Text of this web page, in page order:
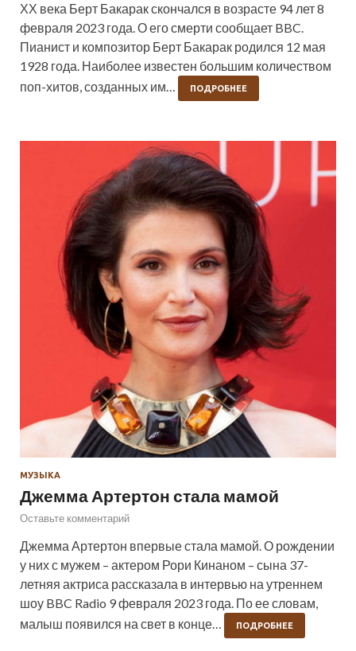
ХХ века Берт Бакарак скончался в возрасте 94 лет 8
февраля 2023 года. О его смерти сообщает BBC.
Пианист и композитор Берт Бакарак родился 12 мая
1928 года. Наиболее известен большим количеством
поп-хитов, созданных им…
ПОДРОБНЕЕ
МУЗЫКА
Джемма Артертон стала мамой
Оставьте комментарий
Джемма Артертон впервые стала мамой. О рождении
у них с мужем – актером Рори Кинаном – сына 37-
летняя актриса рассказала в интервью на утреннем
шоу BBC Radio 9 февраля 2023 года. По ее словам,
малыш появился на свет в конце…
ПОДРОБНЕЕ